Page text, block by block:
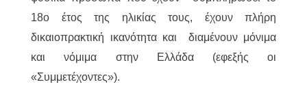
18ο έτος της ηλικίας τους, έχουν πλήρη
δικαιοπρακτική ικανότητα και διαμένουν μόνιμα
και νόμιμα στην Ελλάδα (εφεξής οι
«Συμμετέχοντες»).